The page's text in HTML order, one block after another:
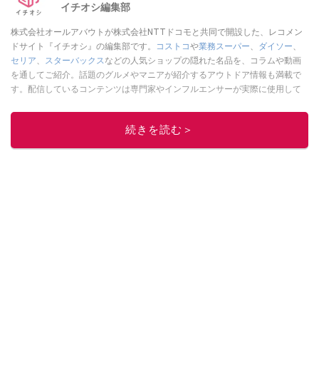
イチオシ編集部
株式会社オールアバウトが株式会社NTTドコモと共同で開設した、レコメン
ドサイト『イチオシ』の編集部です。
コストコや業務スーパー、 ダイソー、
セリア、 スターバックスなどの人気ショップの隠れた名品を、コラムや動画
を通してご紹介。話題のグルメやマニアが紹介するアウトドア情報も満載で
す。配信しているコンテンツは専門家やインフルエンサーが実際に使用して
ニュースでフォロー
続きを読む＞